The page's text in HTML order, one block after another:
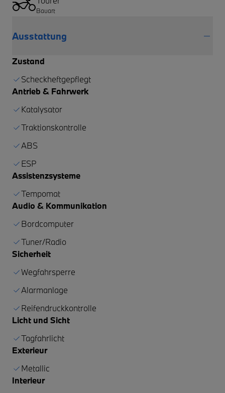
Bauart
Ausstattung
Zustand
Scheckheftgepflegt
Antrieb & Fahrwerk
Katalysator
Traktionskontrolle
ABS
ESP
Assistenzsysteme
Tempomat
Audio & Kommunikation
Bordcomputer
Tuner/Radio
Sicherheit
Wegfahrsperre
Alarmanlage
Reifendruckkontrolle
Licht und Sicht
Tagfahrlicht
Exterieur
Metallic
Interieur